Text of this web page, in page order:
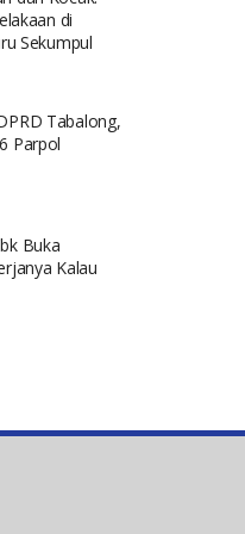
di
Sekumpul
Tabalong,
Parpol
Buka
Kalau